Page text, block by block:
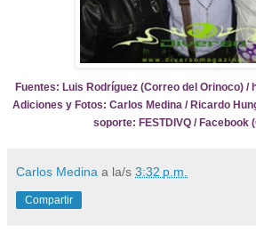
Fuentes: Luis Rodríguez (Correo del Orinoco) /
Adiciones y Fotos: Carlos Medina / Ricardo
soporte: FESTDIVQ / Facebook
Carlos Medina a la/s 3:32 p.m.
Compartir